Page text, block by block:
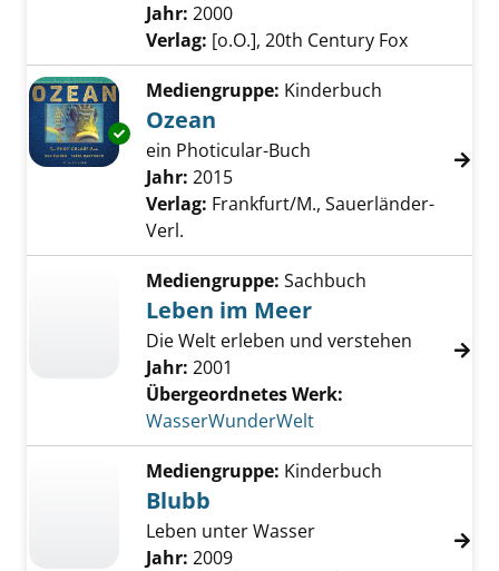
Jahr: 2000
Verlag: [o.O.], 20th Century Fox
Exemplar-Details von Ozean anzeigen
Mediengruppe: Kinderbuch
Ozean
ein Photicular-Buch
Suche nach diesem Verfasser
Jahr: 2015
Verlag: Frankfurt/M., Sauerländer-
Verl.
Mediengruppe: Sachbuch
Leben im Meer
Die Welt erleben und verstehen
Jahr: 2001
Übergeordnetes Werk:
WasserWunderWelt
Mediengruppe: Kinderbuch
Blubb
Leben unter Wasser
Jahr: 2009